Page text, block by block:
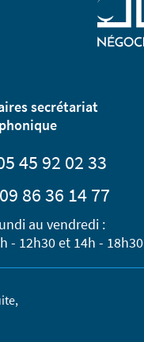
secrétariat
45 92 02 33
09 86 36 14 77
au vendredi :
- 12h30 et 14h - 18h30